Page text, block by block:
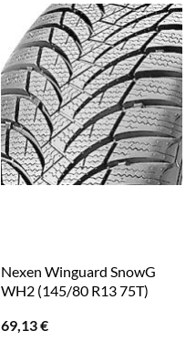
Nexen Winguard SnowG
WH2 (145/80 R13 75T)
69,13€